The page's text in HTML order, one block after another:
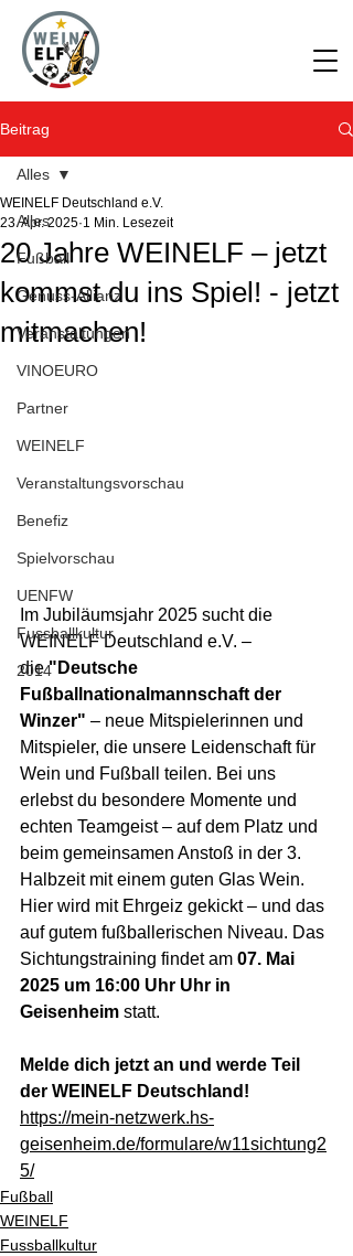
Beitrag
Alles
Fußball
Genuss-Allianz
Veranstaltungen
VINOEURO
Partner
WEINELF
Veranstaltungsvorschau
Benefiz
Spielvorschau
UENFW
Fussballkultur
2014
Alles
20 Jahre WEINELF – jetzt
kommst du ins Spiel! - jetzt
mitmachen!
WEINELF Deutschland e.V.
23. Apr. 2025 1 Min. Lesezeit
Im Jubiläumsjahr 2025 sucht die
WEINELF Deutschland e.V. –
die "Deutsche
Fußballnationalmannschaft der
Winzer" – neue Mitspielerinnen und
Mitspieler, die unsere Leidenschaft für
Wein und Fußball teilen. Bei uns
erlebst du besondere Momente und
echten Teamgeist – auf dem Platz und
beim gemeinsamen Anstoß in der 3.
Halbzeit mit einem guten Glas Wein.
Hier wird mit Ehrgeiz gekickt – und das
auf gutem fußballerischen Niveau. Das
Sichtungstraining findet am 07. Mai
2025 um 16:00 Uhr Uhr in
Geisenheim statt.
Melde dich jetzt an und werde Teil
der WEINELF Deutschland!
https://mein-netzwerk.hs-
geisenheim.de/formulare/w11sichtung2
5/
Fußball
WEINELF
Fussballkultur